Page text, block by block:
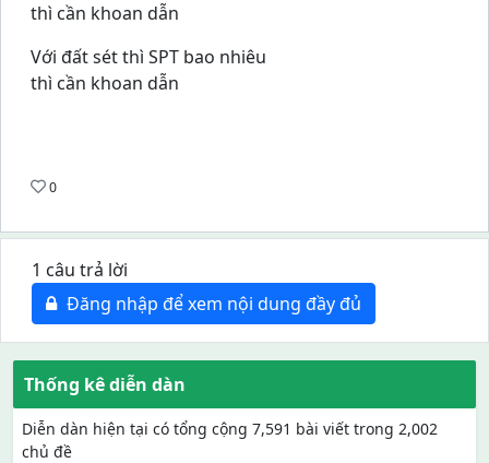
thì cần khoan dẫn
Với đất sét thì SPT bao nhiêu
thì cần khoan dẫn
0
1 câu trả lời
Đăng nhập để xem nội dung đầy đủ
Thống kê diễn dàn
Diễn dàn hiện tại có tổng cộng 7,591 bài viết trong 2,002
chủ đề